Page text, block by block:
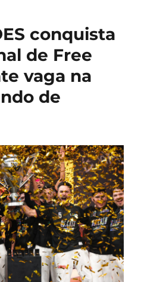
vira
Nobru
conquista
de Free
vaga na
de